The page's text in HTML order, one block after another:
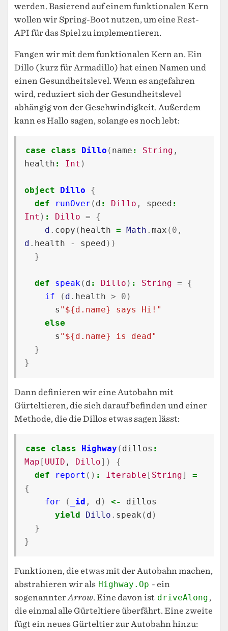
werden. Basierend auf einem funktionalen Kern
wollen wir Spring-Boot nutzen, um eine Rest-
API für das Spiel zu implementieren.
Fangen wir mit dem funktionalen Kern an. Ein
Dillo (kurz für Armadillo) hat einen Namen und
einen Gesundheitslevel. Wenn es angefahren
wird, reduziert sich der Gesundheitslevel
abhängig von der Geschwindigkeit. Außerdem
kann es Hallo sagen, solange es noch lebt:
case class Dillo ( name : String ,
health : Int )
object Dillo
{
def
runOver ( d : Dillo , speed :
Int ) : Dillo =
{
d . copy ( health = Math . max ( 0 ,
d . health - speed ))
}
def speak ( d : Dillo ) : String =
{
if
( d . health > 0 )
s "${d.name} says Hi!"
else
s "${d.name} is dead"
}
}
Dann definieren wir eine Autobahn mit
Gürteltieren, die sich darauf befinden und einer
Methode, die die Dillos etwas sagen lässt:
case class Highway ( dillos :
Map [ UUID , Dillo])
{
def
report () : Iterable [ String]
=
{
for
( _id , d ) <-
dillos
yield
Dillo . speak ( d )
}
}
Funktionen, die etwas mit der Autobahn machen,
abstrahieren wir als Highway.Op - ein
sogenannter Arrow. Eine davon ist driveAlong ,
die einmal alle Gürteltiere überfährt. Eine zweite
fügt ein neues Gürteltier zur Autobahn hinzu: